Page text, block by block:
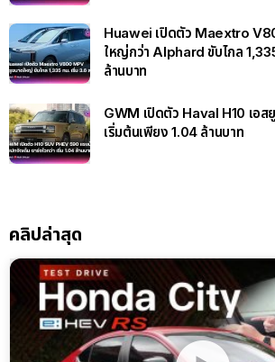
Huawei เปิดตัว Maextro
ใหญ่กว่า Alphard ขับไกล
ล้านบาท
GWM เปิดตัว Haval H10 เอส
เริ่มต้นเพียง 1.04 ล้านบาท
คลิปล่าสุด